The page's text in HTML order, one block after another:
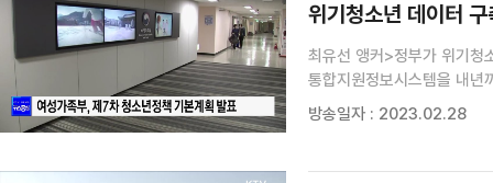
위기청소년 데이터 구
최유선 앵커>정부가 위기청
통합지원정보시스템을 내년
등 신종, 변종 유해업소에
방송일자 : 2023.02.28